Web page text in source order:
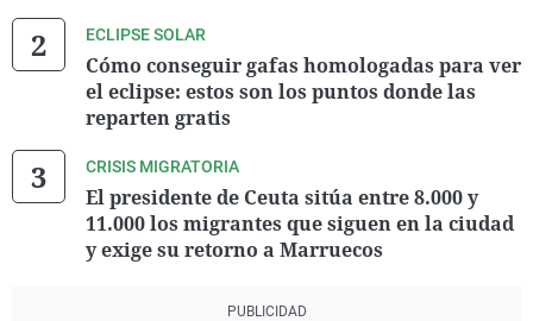
ECLIPSE SOLAR
Cómo conseguir gafas homologadas para ver
el eclipse: estos son los puntos donde las
reparten gratis
CRISIS MIGRATORIA
El presidente de Ceuta sitúa entre 8.000 y
11.000 los migrantes que siguen en la ciudad
y exige su retorno a Marruecos